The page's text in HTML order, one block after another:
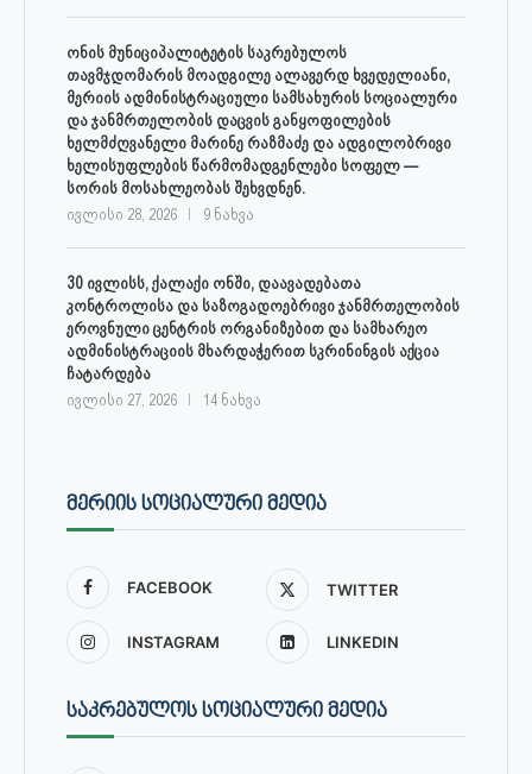
ონის მუნიციპალიტეტის საკრებულოს
თავმჯდომარის მოადგილე ალავერდ ხვედელიანი,
მერიის ადმინისტრაციული სამსახურის სოციალური
და ჯანმრთელობის დაცვის განყოფილების
ხელმძღვანელი მარინე რაზმაძე და ადგილობრივი
ხელისუფლების წარმომადგენლები სოფელ —
სორის მოსახლეობას შეხვდნენ.
ივლისი 28, 2026 9 ნახვა
30 ივლისს, ქალაქი ონში, დაავადებათა
კონტროლისა და საზოგადოებრივი ჯანმრთელობის
ეროვნული ცენტრის ორგანიზებით და სამხარეო
ადმინისტრაციის მხარდაჭერით სკრინინგის აქცია
ჩატარდება
ივლისი 27, 2026 14 ნახვა
ᲛᲔᲠᲘᲘᲡ ᲡᲝᲪᲘᲐᲚᲣᲠᲘ ᲛᲔᲓᲘᲐ
FACEBOOK TWITTER
INSTAGRAM LINKEDIN
ᲡᲐᲙᲠᲔᲑᲣᲚᲝᲡ ᲡᲝᲪᲘᲐᲚᲣᲠᲘ ᲛᲔᲓᲘᲐ